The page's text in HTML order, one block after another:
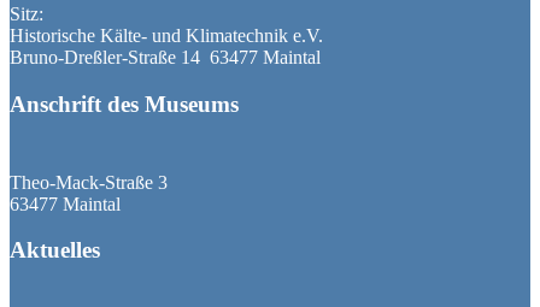
Sitz:
Historische Kälte- und Klimatechnik e.V.
Bruno-Dreßler-Straße 14 63477 Maintal
Anschrift des Museums
Theo-Mack-Straße 3
63477 Maintal
Aktuelles